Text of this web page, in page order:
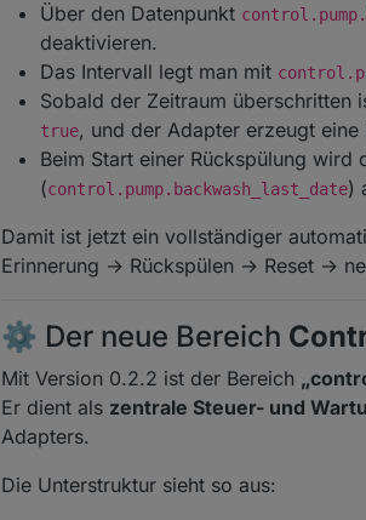
Über den Datenpunkt
deaktivieren.
Das Intervall legt man mit
Sobald der Zeitraum überschritten
true, und der Adapter erzeugt eine
Beim Start einer Rückspülung wird
(control.pump.backwash_last_date)
Damit ist jetzt ein vollständiger
Erinnerung → Rückspülen → Reset →
⚙️ Der neue Bereich
Mit Version 0.2.2 ist der Bereich
Er dient als zentrale Steuer- und
Adapters.
Die Unterstruktur sieht so aus: